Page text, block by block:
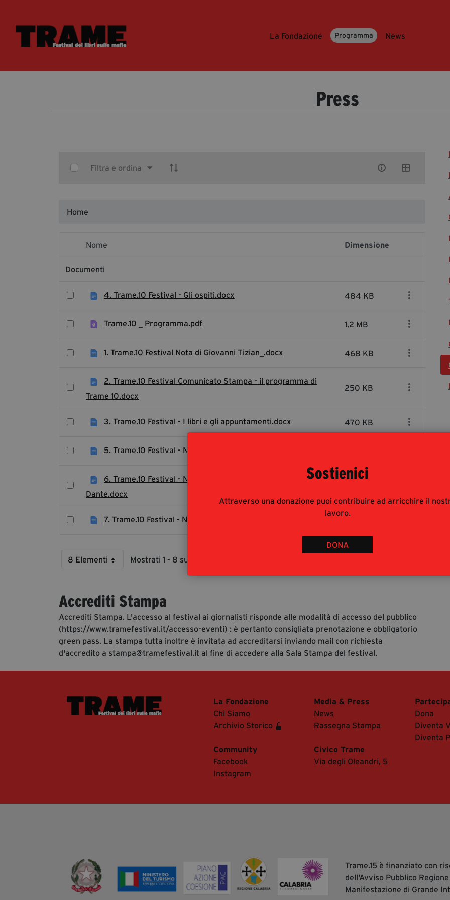
Sostienici
Attraverso una donazione puoi contribuire ad arricchire il
lavoro.
DONA
La Fondazione Programma News
Press
Select Items
Filtra e ordina
Home
Nome Dimensione
Documenti
4. Trame.10 Festival - Gli ospiti.docx 484 KB
Trame.10 _ Programma.pdf 1,2 MB
1. Trame.10 Festival Nota di Giovanni Tizian_.docx 468 KB
2. Trame.10 Festival Comunicato Stampa - il programma di
Trame 10.docx
250 KB
3. Trame.10 Festival - I libri e gli appuntamenti.docx 470 KB
5. Trame.10 Festival - Nota Stampa Antiracket Lamezia.docx
6. Trame.10 Festival - Nota Stampa Trame Festival e Piazza
Dante.docx
7. Trame.10 Festival - Nota Stampa Nastro della Legalità.docx
8 Elementi
Per Page Mostrati 1 - 8 su 11 risultati.
Accrediti Stampa
Accrediti Stampa. L'accesso al festival ai giornalisti risponde alle modalità di accesso del pubblico
(https://www.tramefestival.it/accesso-eventi) : è pertanto consigliata prenotazione e obbligatorio
green pass. La stampa tutta inoltre è invitata ad accreditarsi inviando mail con richiesta
d'accredito a stampa@tramefestival.it al fine di accedere alla Sala Stampa del festival.
La Fondazione
Chi Siamo
Archivio Storico
Media & Press
News
Rassegna Stampa
Dona
Diventa
Diventa
Community
Facebook
Instagram
Civico Trame
Via degli Oleandri, 5
Trame.15 è finanziato con
dell'Avviso Pubblico
Manifestazione di Grande